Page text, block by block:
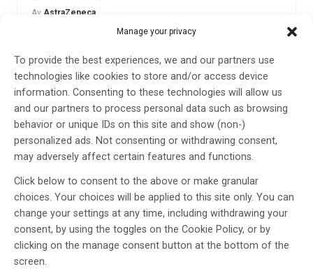
Manage your privacy
To provide the best experiences, we and our partners use
technologies like cookies to store and/or access device
information. Consenting to these technologies will allow us
and our partners to process personal data such as browsing
behavior or unique IDs on this site and show (non-)
personalized ads. Not consenting or withdrawing consent,
may adversely affect certain features and functions.
Click below to consent to the above or make granular
choices. Your choices will be applied to this site only. You can
change your settings at any time, including withdrawing your
consent, by using the toggles on the Cookie Policy, or by
clicking on the manage consent button at the bottom of the
screen.
Av AstraZeneca
Etiketter:Astrazeneca,
Inga skov observerades i pivotal studie av första och
enda långverkande C5-hämmare, vilket tyder på
potential att förhindra långvarig funktionsnedsättning
på grund av skov.
LÄS MER...
Positiv CHMP-rekommendation
för Vyepti som profylax vid
migrän